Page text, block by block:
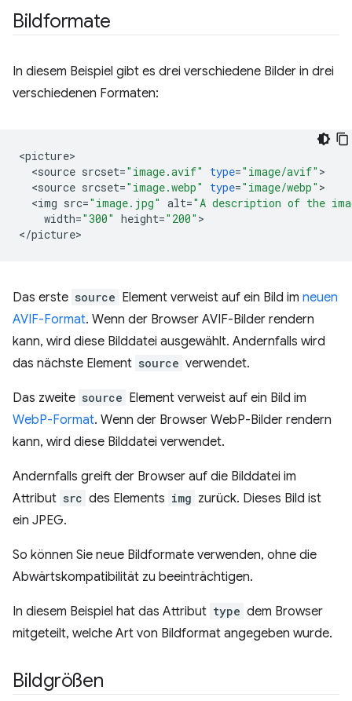
Bildformate
In diesem Beispiel gibt es drei verschiedene Bilder in drei
verschiedenen Formaten:
<picture
<source srcset="image.avif" type="image/avif"
<source srcset="image.webp" type="image/webp"
<img src="image.jpg" alt="A description of the
width="300" height="200" >
</picture
Das erste source Element verweist auf ein Bild im neuen
AVIF-Format. Wenn der Browser AVIF-Bilder rendern
kann, wird diese Bilddatei ausgewählt. Andernfalls wird
das nächste Element source verwendet.
Das zweite source Element verweist auf ein Bild im
WebP-Format. Wenn der Browser WebP-Bilder rendern
kann, wird diese Bilddatei verwendet.
Andernfalls greift der Browser auf die Bilddatei im
Attribut src des Elements img zurück. Dieses Bild ist
ein JPEG.
So können Sie neue Bildformate verwenden, ohne die
Abwärtskompatibilität zu beeinträchtigen.
In diesem Beispiel hat das Attribut type dem Browser
mitgeteilt, welche Art von Bildformat angegeben wurde.
Bildgrößen